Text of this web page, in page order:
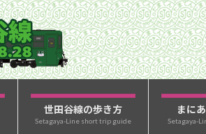
世田谷線の歩き方
Setagaya-Line short trip guide
まに
Setagaya-